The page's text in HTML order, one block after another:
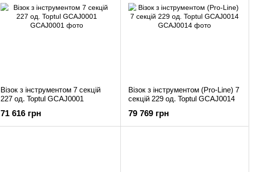
Візок з інструментом 7 секцій
227 од. Toptul GCAJ0001
71 616 грн
Візок з інструментом (Pro-Line) 7
секцій 229 од. Toptul GCAJ0014
79 769 грн